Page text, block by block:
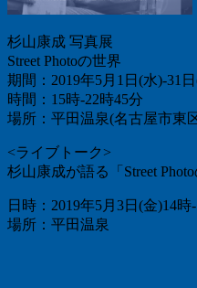
杉山康成 写真展
Street Photoの世界
期間：2019年5月1日(水)-31
時間：15時-22時45分
場所：平田温泉(名古屋市東
<ライブトーク>
杉山康成が語る「Street
日時：2019年5月3日(金)14時
場所：平田温泉